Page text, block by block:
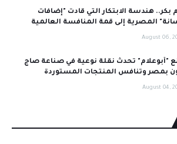
هندسة الابتكار التي قادت "إضافات
المصرية إلى قمة المنافسة العالمية
August 06,
"أبوعلام" تحدث نقلة نوعية في صناعة صاج
بمصر وتنافس المنتجات المستوردة
August 04,